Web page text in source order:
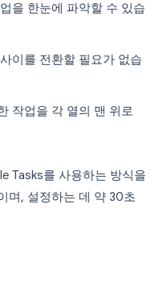
을 한눈에 파악할 수 있습
이를 전환할 필요가 없습
작업을 각 열의 맨 위로
Tasks를 사용하는 방식을
며, 설정하는 데 약 30초